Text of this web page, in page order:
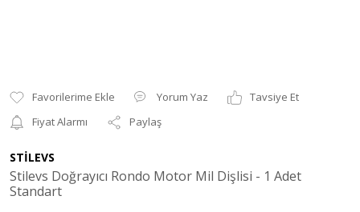
Yorum Yaz
Tavsiye Et
Fiyat Alarmı
Paylaş
STİLEVS
Stilevs Doğrayıcı Rondo Motor Mil Dişlisi - 1 Adet
Standart